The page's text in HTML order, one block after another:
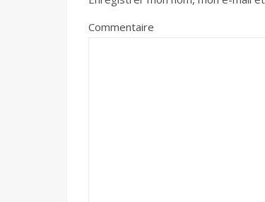
Commentaire